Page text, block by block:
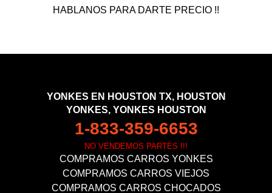
HABLANOS PARA DARTE PRECIO !!
YONKES EN HOUSTON TX, HOUSTON
YONKES, YONKES HOUSTON
1-833-359-6653
NO VENDEMOS PARTES !!!
COMPRAMOS CARROS YONKES
COMPRAMOS CARROS VIEJOS
COMPRAMOS CARROS CHOCADOS